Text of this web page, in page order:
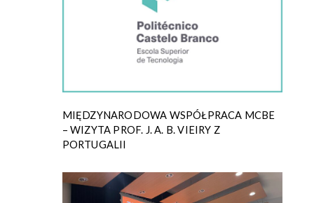
MIĘDZYNARODOWA WSPÓŁPRACA MCBE
– WIZYTA PROF. J. A. B. VIEIRY Z
PORTUGALII